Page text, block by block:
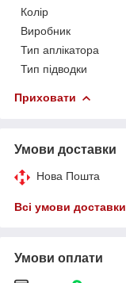
Колір
Виробник
Тип аплікатора
Тип підводки
Приховати
Умови доставки
Нова Пошта
Всі умови доставки
Умови оплати